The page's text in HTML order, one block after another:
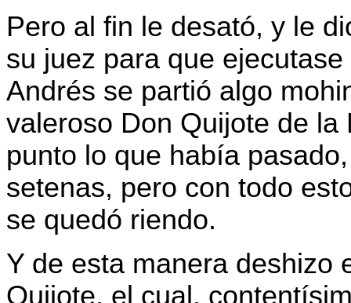
Pero al fin le desató, y le
su juez para que
Andrés se partió algo
valeroso Don Quijote de
punto lo que había
setenas, pero con todo
se quedó riendo.
Y de esta manera deshizo
Quijote, el cual,